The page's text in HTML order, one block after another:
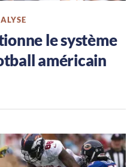
le système
américain